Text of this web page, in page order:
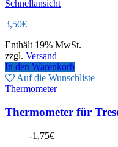
Schnellansicht
3,50€
Enthält 19% MwSt.
zzgl. Versand
In den Warenkorb
Auf die Wunschliste
Thermometer
Thermometer für
-1,75€